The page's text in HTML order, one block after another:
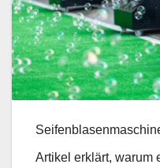
Artikel erklärt, warum